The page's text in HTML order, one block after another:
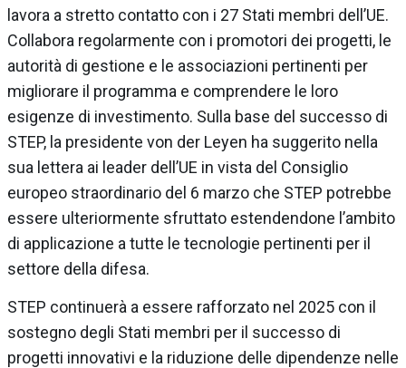
lavora a stretto contatto con i 27 Stati membri dell’UE.
Collabora regolarmente con i promotori dei progetti, le
autorità di gestione e le associazioni pertinenti per
migliorare il programma e comprendere le loro
esigenze di investimento. Sulla base del successo di
STEP, la presidente von der Leyen ha suggerito nella
sua lettera ai leader dell’UE in vista del Consiglio
europeo straordinario del 6 marzo che STEP potrebbe
essere ulteriormente sfruttato estendendone l’ambito
di applicazione a tutte le tecnologie pertinenti per il
settore della difesa.
STEP continuerà a essere rafforzato nel 2025 con il
sostegno degli Stati membri per il successo di
progetti innovativi e la riduzione delle dipendenze nelle